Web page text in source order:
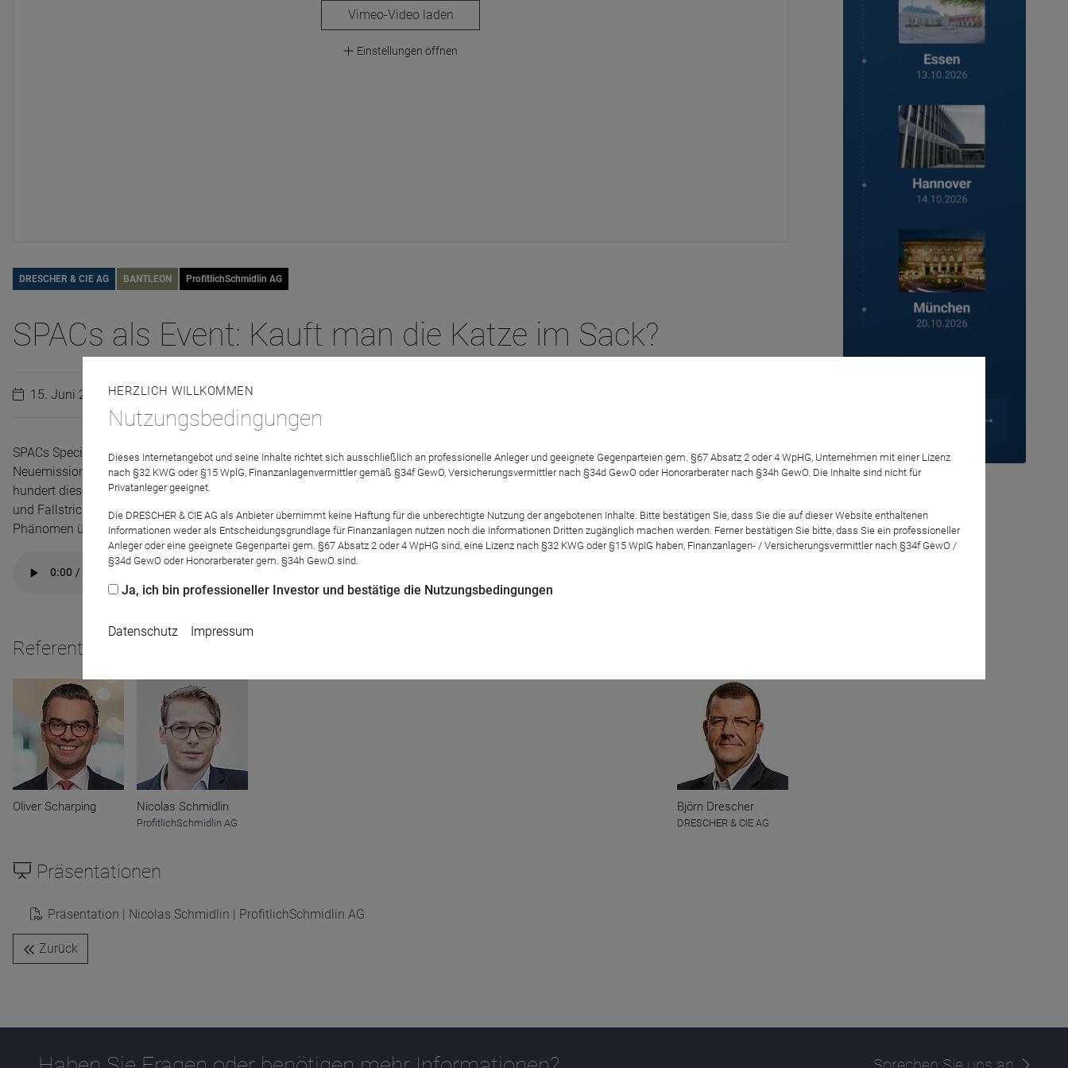
laden
Einstellungen öffnen
DRESCHER & CIE AG BANTLEON ProfitlichSchmidlin AG
SPACs als Event: Kauft man die Katze im Sack?
15. Juni 2021
SPACs Special Purpose Acquisition Companies (SPAC) sind Akquisitionszweckunternehmen, die zunächst an der Börse im Rahmen einer
Neuemission Kapital einsammeln, um erst danach ein zuvor nicht näher bestimmtes anderes Unternehmen zu übernehmen. Mehrere
hundert dieser Mantelgesellschaften sind inzwischen weltweit börsennotiert. Grund genug, eine Zwischenbilanz zu ziehen und Chancen
und Fallstricke zu erörtern. Verkehrte Welt? Kauft man die sprichwörtliche Katze im Sack? Wenn ja, warum? Und was sagt uns das
Phänomen über die Marktphase, in der wir uns derzeit befinden?
Referenten
Oliver Scharping Nicolas Schmidlin
ProfitlichSchmidlin AG
Björn Drescher
DRESCHER & CIE AG
Präsentationen
Präsentation | Nicolas Schmidlin | ProfitlichSchmidlin AG
Zurück
HERZLICH WILLKOMMEN
Nutzungsbedingungen
Dieses Internetangebot und seine Inhalte richtet sich ausschließlich an professionelle Anleger und geeignete Gegenparteien gem. §67 Absatz 2 oder 4 WpHG, Unternehmen mit einer Lizenz
nach §32 KWG oder §15 WplG, Finanzanlagenvermittler gemäß §34f GewO, Versicherungsvermittler nach §34d GewO oder Honorarberater nach §34h GewO. Die Inhalte sind nicht für
Privatanleger geeignet.
Die DRESCHER & CIE AG als Anbieter übernimmt keine Haftung für die unberechtigte Nutzung der angebotenen Inhalte. Bitte bestätigen Sie, dass Sie die auf dieser Website enthaltenen
Informationen weder als Entscheidungsgrundlage für Finanzanlagen nutzen noch die Informationen Dritten zugänglich machen werden. Ferner bestätigen Sie bitte, dass Sie ein professioneller
Anleger oder eine geeignete Gegenpartei gem. §67 Absatz 2 oder 4 WpHG sind, eine Lizenz nach §32 KWG oder §15 WpIG haben, Finanzanlagen- / Versicherungsvermittler nach §34f GewO /
§34d GewO oder Honorarberater gem. §34h GewO sind.
Ja, ich bin professioneller Investor und bestätige die Nutzungsbedingungen
Datenschutz Impressum
Zweck